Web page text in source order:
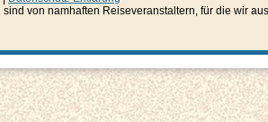
von namhaften Reiseveranstaltern, für die wir